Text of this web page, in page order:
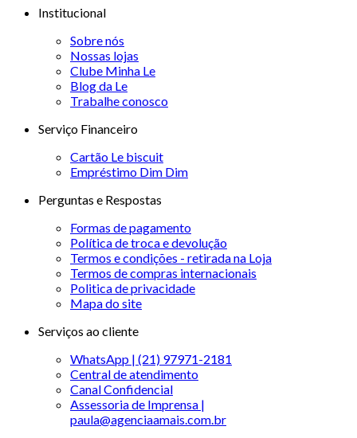
Institucional
Sobre nós
Nossas lojas
Clube Minha Le
Blog da Le
Trabalhe conosco
Serviço Financeiro
Cartão Le biscuit
Empréstimo Dim Dim
Perguntas e Respostas
Formas de pagamento
Política de troca e devolução
Termos e condições - retirada na Loja
Termos de compras internacionais
Politica de privacidade
Mapa do site
Serviços ao cliente
WhatsApp | (21) 97971-2181
Central de atendimento
Canal Confidencial
Assessoria de Imprensa |
paula@agenciaamais.com.br